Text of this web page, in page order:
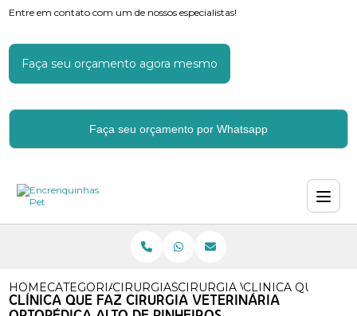
Entre em contato com um de nossos especialistas!
Faça seu orçamento agora mesmo
Faça seu orçamento por Whatsapp
HOMECATEGORIASCIRURGIAS VETERINARIAS
CIRURGIA VETERINARIA
CLINICA QUE FAZ
CLÍNICA QUE FAZ CIRURGIA VETERINÁRIA